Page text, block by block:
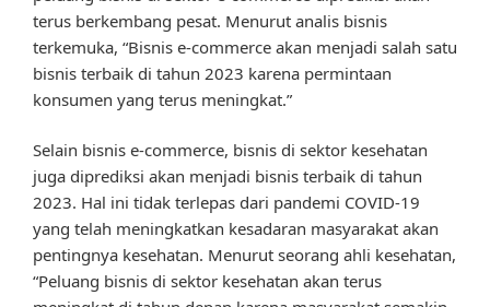
terus berkembang pesat. Menurut analis bisnis
terkemuka, “Bisnis e-commerce akan menjadi salah satu
bisnis terbaik di tahun 2023 karena permintaan
konsumen yang terus meningkat.”
Selain bisnis e-commerce, bisnis di sektor kesehatan
juga diprediksi akan menjadi bisnis terbaik di tahun
2023. Hal ini tidak terlepas dari pandemi COVID-19
yang telah meningkatkan kesadaran masyarakat akan
pentingnya kesehatan. Menurut seorang ahli kesehatan,
“Peluang bisnis di sektor kesehatan akan terus